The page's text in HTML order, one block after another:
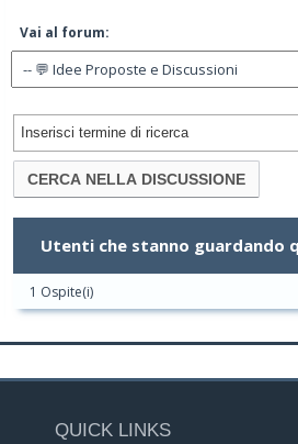
Vai al forum:
Utenti che stanno guardando
1 Ospite(i)
QUICK LINKS